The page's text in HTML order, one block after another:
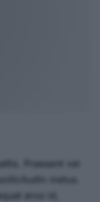
Praesent vel
metus.
eros id,